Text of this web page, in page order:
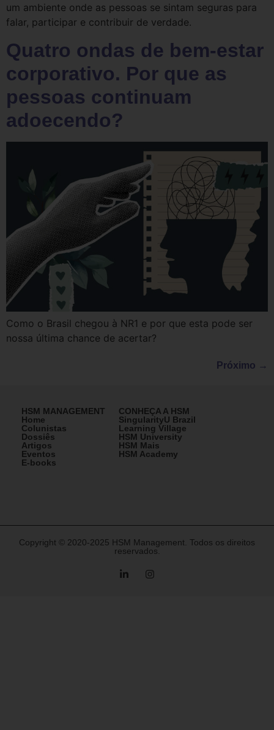
um ambiente onde as pessoas se sintam seguras para
falar, participar e contribuir de verdade.
Quatro ondas de bem-estar
corporativo. Por que as
pessoas continuam
adoecendo?
Como o Brasil chegou à NR1 e por que esta pode ser
nossa última chance de acertar?
Próximo →
HSM MANAGEMENT
Home
Colunistas
Dossiês
Artigos
Eventos
E-books
CONHEÇA A HSM
SingularityU Brazil
Learning Village
HSM University
HSM Mais
HSM Academy
Copyright © 2020-2025 HSM Management. Todos os direitos
reservados.